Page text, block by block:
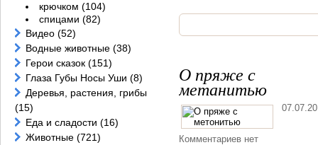
О пряже с
метанитью
Комментариев нет
крючком (104)
спицами (82)
Видео (52)
Водные животные (38)
Герои сказок (151)
Глаза Губы Носы Уши (8)
Деревья, растения, грибы
(15)
Еда и сладости (16)
Животные (721)